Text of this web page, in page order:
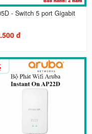
- Switch 5 port Gigabit
đ